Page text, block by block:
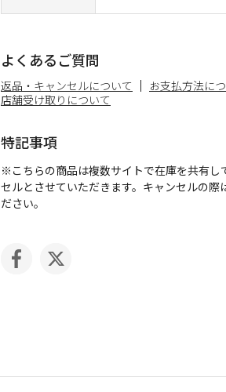
よくあるご質問
返品・キャンセルについて お支払方法に
店舗受け取りについて
特記事項
※こちらの商品は複数サイトで在庫を共有
セルとさせていただきます。キャンセルの
ださい。